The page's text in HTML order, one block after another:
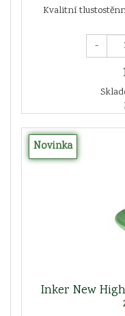
Kvalitní
-
Novinka
Inker New